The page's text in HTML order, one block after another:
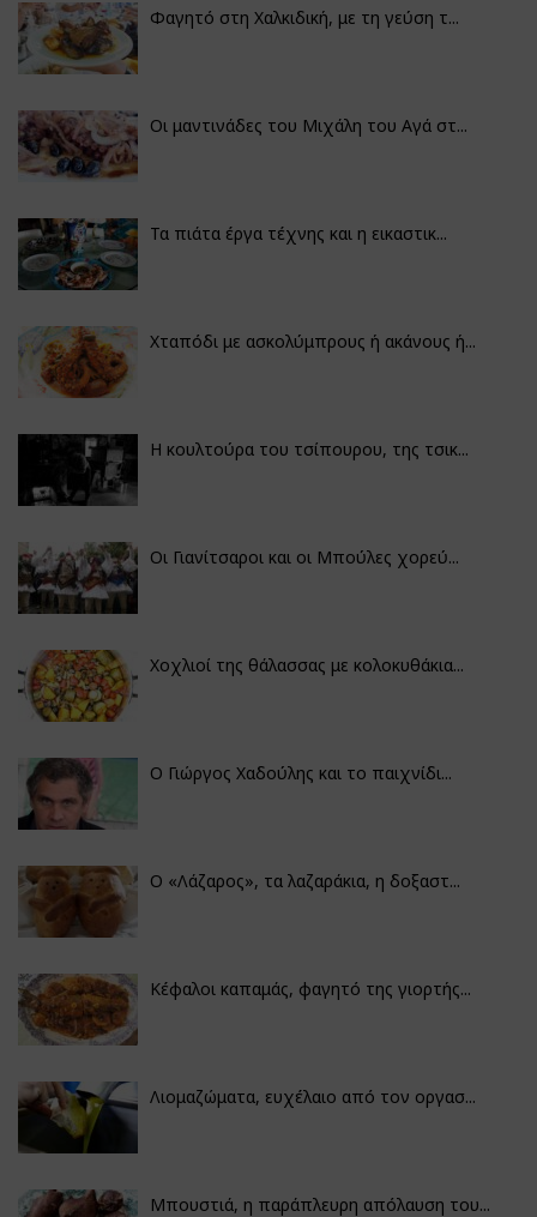
Φαγητό στη Χαλκιδική, με τη γεύση τ...
Οι μαντινάδες του Μιχάλη του Αγά στ...
Τα πιάτα έργα τέχνης και η εικαστικ...
Χταπόδι με ασκολύμπρους ή ακάνους ή...
Η κουλτούρα του τσίπουρου, της τσικ...
Οι Γιανίτσαροι και οι Μπούλες χορεύ...
Χοχλιοί της θάλασσας με κολοκυθάκια...
Ο Γιώργος Χαδούλης και το παιχνίδι...
Ο «Λάζαρος», τα λαζαράκια, η δοξαστ...
Κέφαλοι καπαμάς, φαγητό της γιορτής...
Λιομαζώματα, ευχέλαιο από τον οργασ...
Μπουστιά, η παράπλευρη απόλαυση του...